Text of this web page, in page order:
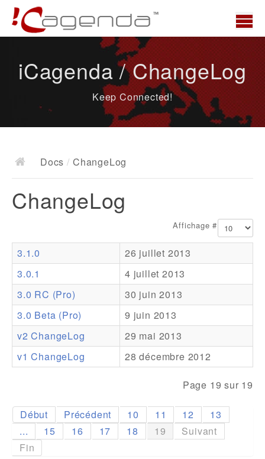
News
Docs
Documentation
Ressources
Addons
Theme Packs
Translation Packs
Support
iCagenda / ChangeLog
Keep Connected!
Docs / ChangeLog
ChangeLog
Affichage #
3.1.0
26 juillet 2013
3.0.1
4 juillet 2013
3.0 RC (Pro)
30 juin 2013
3.0 Beta (Pro)
9 juin 2013
v2 ChangeLog
29 mai 2013
v1 ChangeLog
28 décembre 2012
Page 19 sur 19
Début Précédent 10 11 12
13
...
15 16 17 18 19
Suivant
Fin